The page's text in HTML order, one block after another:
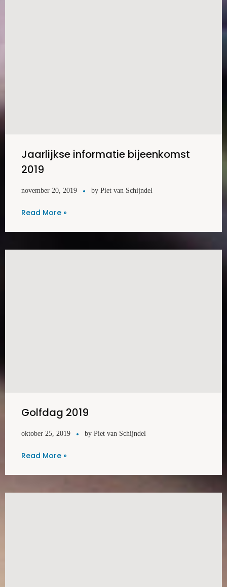
Jaarlijkse informatie bijeenkomst
2019
november 20, 2019 by Piet van Schijndel
Read More »
Golfdag 2019
oktober 25, 2019 by Piet van Schijndel
Read More »